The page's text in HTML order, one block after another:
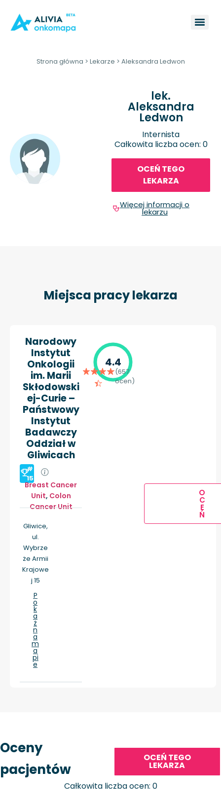
Strona główna > Lekarze > Aleksandra Ledwon
lek.
Aleksandra
Ledwon
Internista
Całkowita liczba ocen: 0
OCEŃ TEGO
LEKARZA
Więcej informacji o
lekarzu
Miejsca pracy lekarza
Narodowy
Instytut
Onkologii
im. Marii
Skłodowski
ej-Curie –
Państwowy
Instytut
Badawczy
Oddział w
Gliwicach
#
15
Breast Cancer
Unit, Colon
Cancer Unit
Gliwice,
ul.
Wybrze
że Armii
Krajowe
j 15
P
o
k
a
ż
n
a
m
a
pi
e
4.4
(657
ocen)
O
C
E
Ń
Oceny
pacjentów
OCEŃ TEGO
LEKARZA
Całkowita liczba ocen: 0